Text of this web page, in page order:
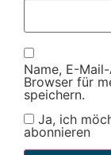
Name, E-
Browser für
speichern.
Ja, ich
abonnieren